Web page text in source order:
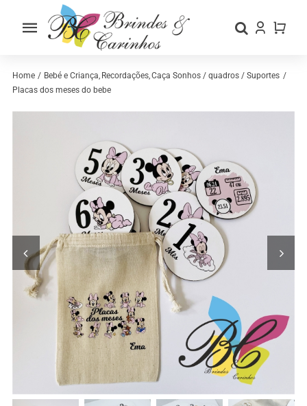
Toggle
Home
Home Bebé e Criança Recordações Caça Sonhos / quadros / Suportes
Placas dos meses do bebe